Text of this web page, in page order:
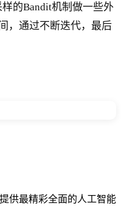
的Bandit机制做一些外
，通过不断迭代，最后
供最精彩全面的人工智能